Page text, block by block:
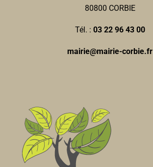
80800 CORBIE
Tél. : 03 22 96 43 00
mairie@mairie-corbie.fr